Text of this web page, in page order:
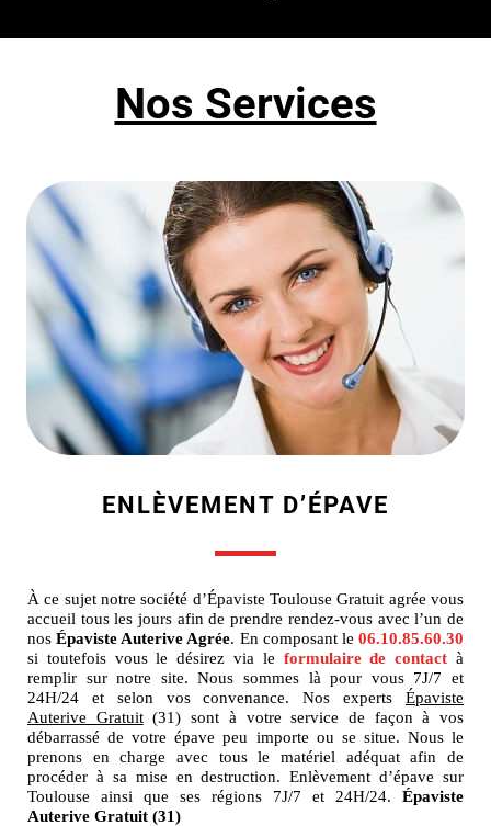
Nos Services
ENLÈVEMENT D’ÉPAVE
À ce sujet notre société d’Épaviste Toulouse Gratuit agrée vous
accueil tous les jours afin de prendre rendez-vous avec l’un de
nosÉpaviste Auterive Agrée. En composant le06.10.85.60.30
si toutefois vous le désirez via le formulaire de contact à
remplir sur notre site. Nous sommes là pour vous 7J/7 et
24H/24 et selon vos convenance. Nos experts Épaviste
Auterive Gratuit(31) sont à votre service de façon à vos
débarrassé de votre épave peu importe ou se situe. Nous le
prenons en charge avec tous le matériel adéquat afin de
procéder à sa mise en destruction. Enlèvement d’épave sur
Toulouse ainsi que ses régions 7J/7 et 24H/24. Épaviste
Auterive Gratuit (31)